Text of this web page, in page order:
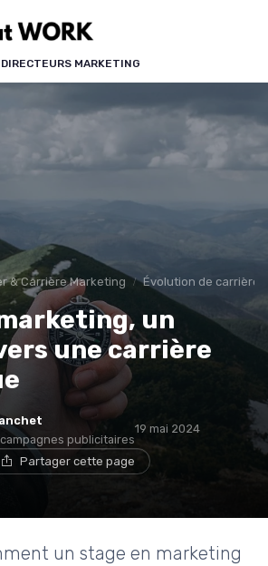
MARKETING
& Carrière Marketing Évolution de carrière
un
une carrière
publicitaires
19 mai 2024
Partager cette page
un stage en marketing
cookies